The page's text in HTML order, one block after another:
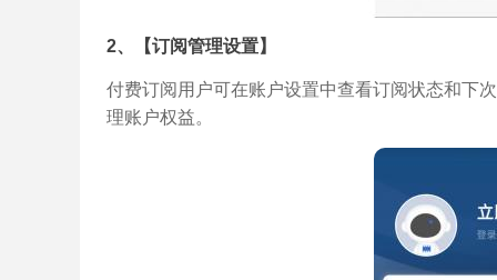
2、【订阅管理设置】
付费订阅用户可在账户设置中查看订阅状态和下
理账户权益。